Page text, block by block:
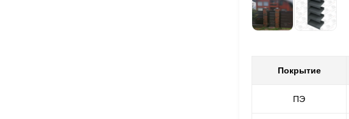
Покрытие
ПЭ